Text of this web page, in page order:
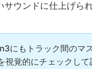
サウンドに仕上げられ
にもトラック間のマ
視覚的にチェックして